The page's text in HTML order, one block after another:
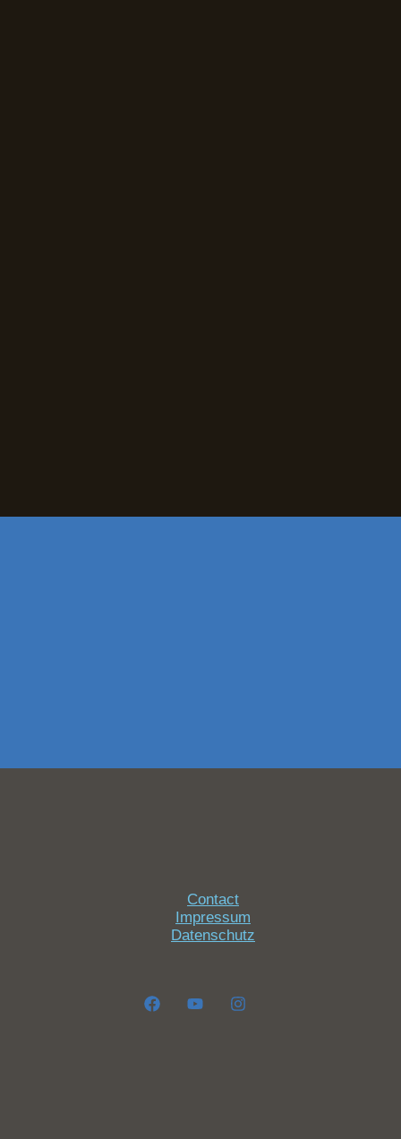
Contact
Impressum
Datenschutz